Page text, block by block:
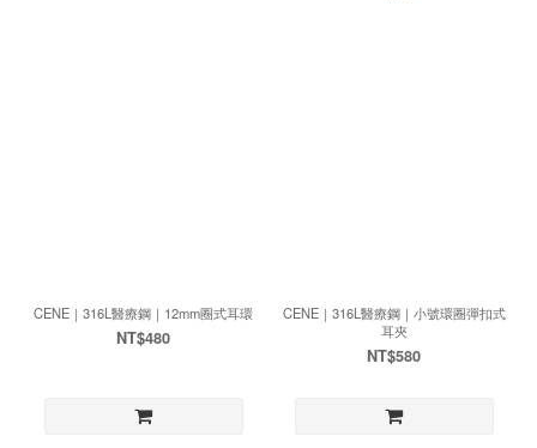
CENE｜316L醫療鋼｜12mm圈式耳環
NT$480
CENE｜316L醫療鋼｜小號環圈彈扣式
耳夾
NT$580